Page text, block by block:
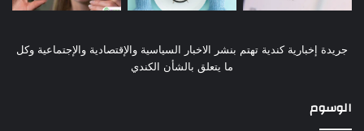
جريدة إخبارية كندية تهتم بنشر الاخبار السياسية والإقتصادية والإجتماعية وكل
ما يتعلق بالشأن الكندي
الوسوم